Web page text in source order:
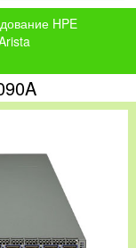
HPE